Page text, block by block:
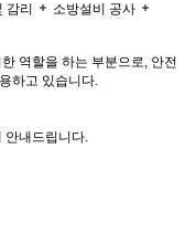
감리
소방설비 공사
역할을 하는 부분으로, 안전
하고 있습니다.
안내드립니다.